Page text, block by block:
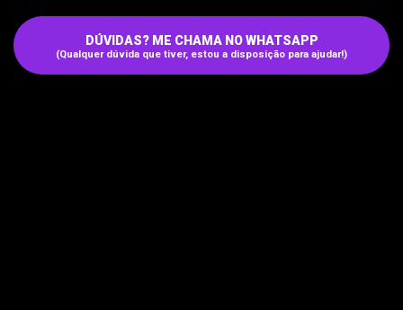
DÚVIDAS? ME CHAMA NO WHATSAPP
(Qualquer dúvida que tiver, estou a disposição para ajudar!)